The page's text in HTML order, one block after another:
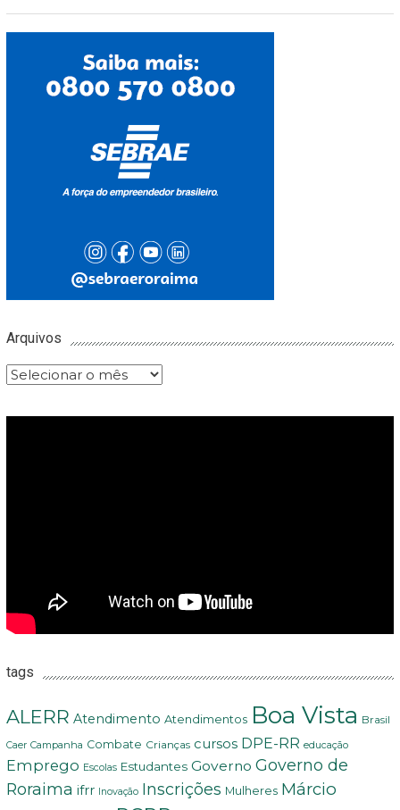
Arquivos
Arquivos
tags
ALERR Atendimento Atendimentos Boa Vista Brasil
Caer Campanha Combate Crianças cursos DPE-RR educação
Emprego Escolas Estudantes Governo Governo de
Roraima ifrr Inovação Inscrições Mulheres Márcio